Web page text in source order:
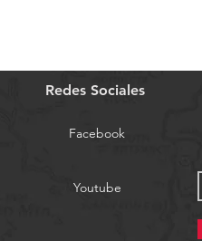
Redes Sociales
Facebook
Youtube